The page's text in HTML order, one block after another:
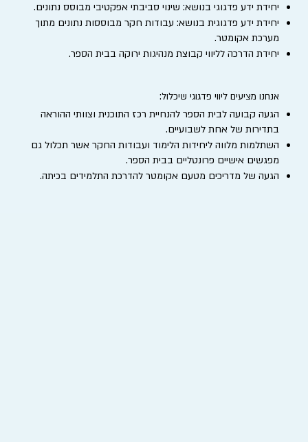
יחידת ידע פדגוגי בנושא: שינוי סביבתי אפקטיבי מבוסס נתונים.
יחידת ידע פדגוגית בנושא: עבודות חקר מבוססות נתונים מתוך
מערכת אקומטר.
יחידת הדרכה לליווי קבוצת מנהיגות ירוקה בבית הספר.
אנחנו מציעים ליווי פדגוגי שיכלול:
הגעה קבועה לבית הספר להנחיית רכז התוכנית וצוותי ההוראה
בתדירות של אחת לשבועיים.
השתלמות מלווה ליחידות הלימוד ועבודות החקר אשר תכלול גם
מפגשים אישיים פרונטליים בבית הספר.
הגעה של מדריכים מטעם אקומטר להדרכת התלמידים בכיתה.